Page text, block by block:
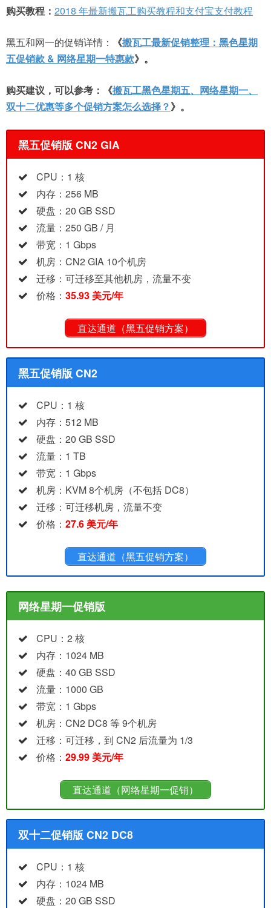
购买教程： 2018 年最新搬瓦工购买教程和支付宝支付教程
黑五和网一的促销详情： 《搬瓦工最新促销整理：黑色星期
五促销款 & 网络星期一特惠款》。
购买建议，可以参考：《搬瓦工黑色星期五、网络星期一、
双十二优惠等多个促销方案怎么选择？》。
黑五促销版 CN2 GIA
CPU：1 核
内存：256 MB
硬盘：20 GB SSD
流量：250 GB / 月
带宽：1 Gbps
机房：CN2 GIA 10个机房
迁移：可迁移至其他机房，流量不变
价格： 35.93 美元/年
直达通道（黑五促销方案）
黑五促销版 CN2
CPU：1 核
内存：512 MB
硬盘：20 GB SSD
流量：1 TB
带宽：1 Gbps
机房：KVM 8个机房（不包括 DC8）
迁移：可迁移机房，流量不变
价格： 27.6 美元/年
直达通道（黑五促销方案）
网络星期一促销版
CPU：2 核
内存：1024 MB
硬盘：40 GB SSD
流量：1000 GB
带宽：1 Gbps
机房：CN2 DC8 等 9个机房
迁移：可迁移，到 CN2 后流量为 1/3
价格： 29.99 美元/年
直达通道（网络星期一促销）
双十二促销版 CN2 DC8
CPU：1 核
内存：1024 MB
硬盘：20 GB SSD